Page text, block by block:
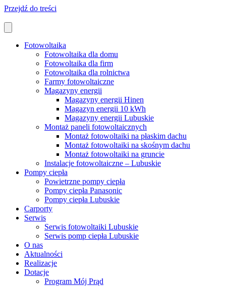
Przejdź do treści
Fotowoltaika
Fotowoltaika dla domu
Fotowoltaika dla firm
Fotowoltaika dla rolnictwa
Farmy fotowoltaiczne
Magazyny energii
Magazyny energii Hinen
Magazyn energii 10 kWh
Magazyny energii Lubuskie
Montaż paneli fotowoltaicznych
Montaż fotowoltaiki na płaskim dachu
Montaż fotowoltaiki na skośnym dachu
Montaż fotowoltaiki na gruncie
Instalacje fotowoltaiczne – Lubuskie
Pompy ciepła
Powietrzne pompy ciepła
Pompy ciepła Panasonic
Pompy ciepła Lubuskie
Carporty
Serwis
Serwis fotowoltaiki Lubuskie
Serwis pomp ciepła Lubuskie
O nas
Aktualności
Realizacje
Dotacje
Program Mój Prąd